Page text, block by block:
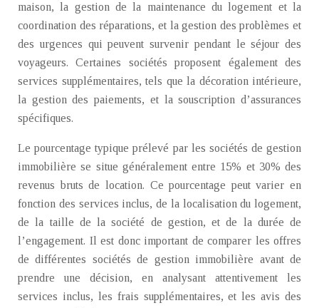
maison, la gestion de la maintenance du logement et la
coordination des réparations, et la gestion des problèmes et
des urgences qui peuvent survenir pendant le séjour des
voyageurs. Certaines sociétés proposent également des
services supplémentaires, tels que la décoration intérieure,
la gestion des paiements, et la souscription d’assurances
spécifiques.
Le pourcentage typique prélevé par les sociétés de gestion
immobilière se situe généralement entre 15% et 30% des
revenus bruts de location. Ce pourcentage peut varier en
fonction des services inclus, de la localisation du logement,
de la taille de la société de gestion, et de la durée de
l’engagement. Il est donc important de comparer les offres
de différentes sociétés de gestion immobilière avant de
prendre une décision, en analysant attentivement les
services inclus, les frais supplémentaires, et les avis des